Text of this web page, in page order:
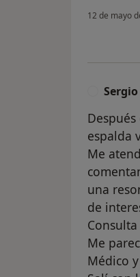
12 de mayo
espalda
Me
una
de
Me
Médico